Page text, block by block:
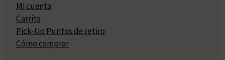
Mi cuenta
Carrito
Pick-Up Puntos de retiro
Cómo comprar